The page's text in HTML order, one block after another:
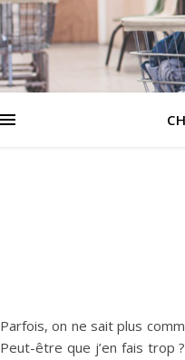
Parfois, on ne sait plus
Peut-être que j’en fais trop